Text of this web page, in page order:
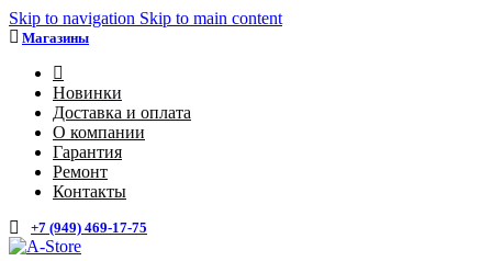
Skip to navigation Skip to main content
Магазины
Новинки
Доставка и оплата
О компании
Гарантия
Ремонт
Контакты
+7 (949) 469-17-75